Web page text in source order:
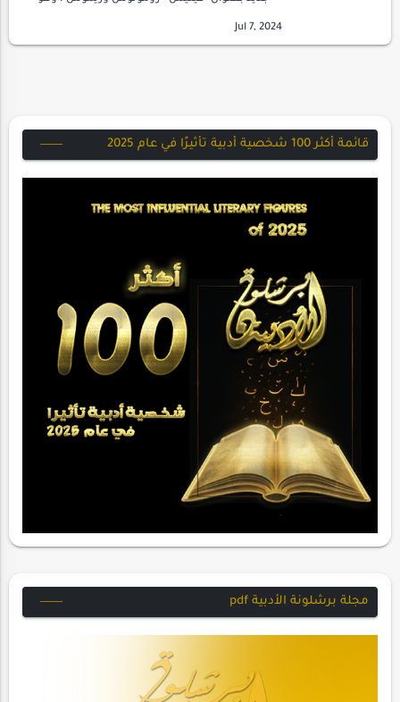
المؤلفين تحت إشراف أمينة ميلودي وفطيمة
بوزادة.يتألف ا…
قائمة أكثر 100 شخصية أدبية تأثيرًا في عام 2025
مجلة برشلونة الأدبية pdf